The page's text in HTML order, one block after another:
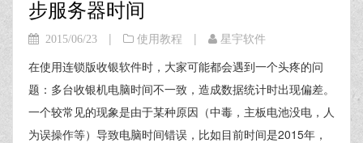
步服务器时间
2015/06/23 | 使用教程 | 星宇软件
在使用连锁版收银软件时，大家可能都会遇到一个头疼的问
题：多台收银机电脑时间不一致，造成数据统计时出现偏差。
一个较常见的现象是由于某种原因（中毒，主板电池没电，人
为误操作等）导致电脑时间错误，比如目前时间是2015年，